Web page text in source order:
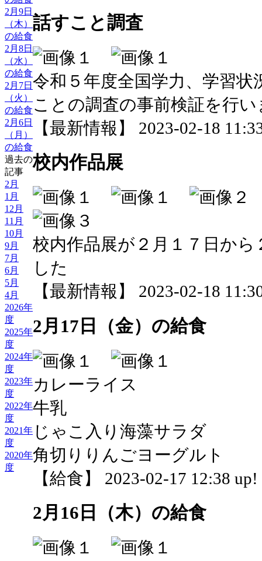
2月9日
（木）
の給食
2月8日
（水）
の給食
2月7日
（火）
の給食
2月6日
（月）
の給食
過去の
記事
2月
1月
12月
11月
10月
9月
7月
6月
5月
4月
2026年
度
2025年
度
2024年
度
2023年
度
2022年
度
2021年
度
2020年
度
話すこと調査
令和５年度全国学力、学習
ことの調査の事前検証を行
【最新情報】 2023-02-18
校内作品展
校内作品展が２月１７日か
した
【最新情報】 2023-02-18
2月17日（金）の給食
カレーライス
牛乳
じゃこ入り海藻サラダ
角切りりんごヨーグルト
【給食】 2023-02-17 12:38 up!
2月16日（木）の給食